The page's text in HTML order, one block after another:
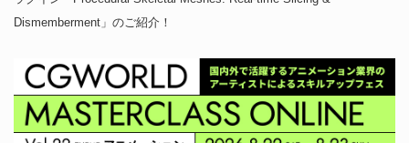
Dismemberment」のご紹介！